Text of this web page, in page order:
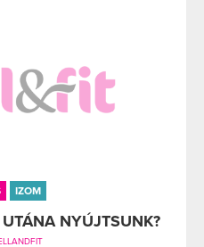
IZOM
NYÚJTSUNK?